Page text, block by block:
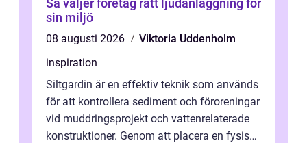
Så väljer företag rätt ljudanläggning för
sin miljö
08 augusti 2026
Viktoria Uddenholm
inspiration
Siltgardin är en effektiv teknik som används
för att kontrollera sediment och föroreningar
vid muddringsprojekt och vattenrelaterade
konstruktioner. Genom att placera en fysisk